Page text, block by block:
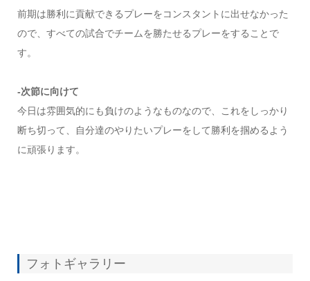
前期は勝利に貢献できるプレーをコンスタントに出せなかった
ので、すべての試合でチームを勝たせるプレーをすることで
す。
-次節に向けて
今日は雰囲気的にも負けのようなものなので、これをしっかり
断ち切って、自分達のやりたいプレーをして勝利を掴めるよう
に頑張ります。
フォトギャラリー